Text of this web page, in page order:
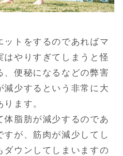
ットをするのであればマ
はやりすぎてしまうと怪
、便秘になるなどの弊害
減少するという非常に大
ます。
体脂肪が減少するのであ
すが、筋肉が減少してし
ダウンしてしまいますの